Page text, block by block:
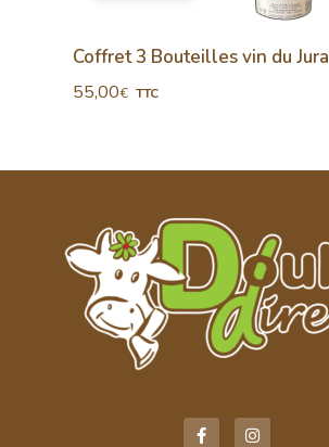
Coffret 3 Bouteilles vin du Jura
55,00€ TTC